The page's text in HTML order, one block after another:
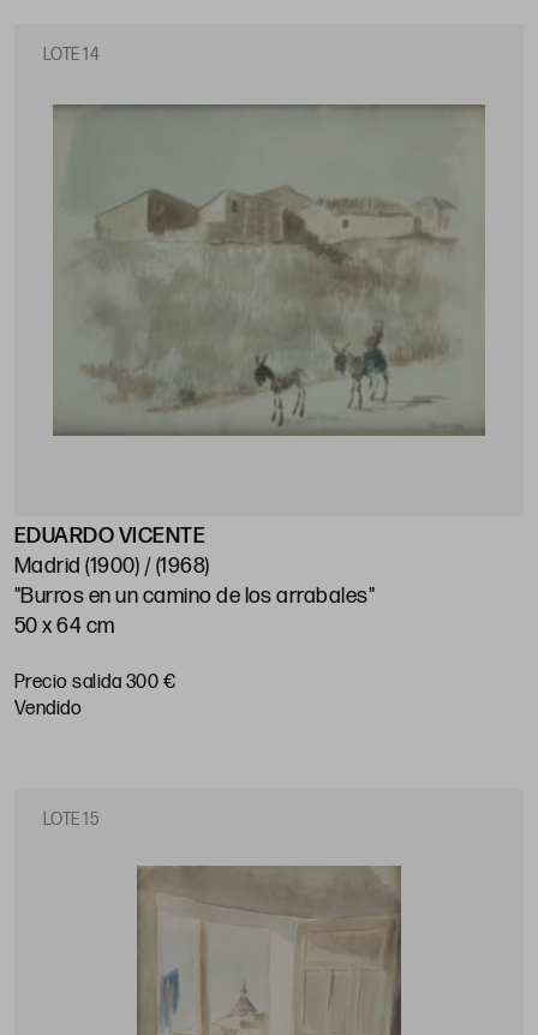
LOTE 14
EDUARDO VICENTE
Madrid (1900) / (1968)
"Burros en un camino de los arrabales"
50 x 64 cm
Precio salida 300 €
vendido
LOTE 15